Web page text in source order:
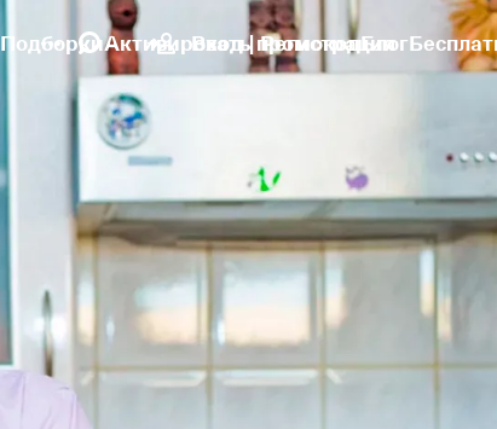
ПодборкиАктивировать промокодБлог
Вход | Регистрация